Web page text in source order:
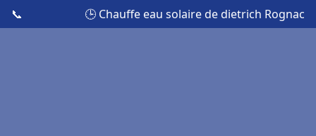
📞 🕒 Chauffe eau solaire de dietrich Rognac